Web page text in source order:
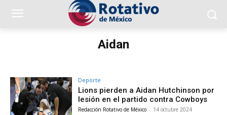
Aidan
Deporte
Lions pierden a Aidan Hutchinson por
lesión en el partido contra Cowboys
Redacción Rotativo de México - 14 octubre 2024